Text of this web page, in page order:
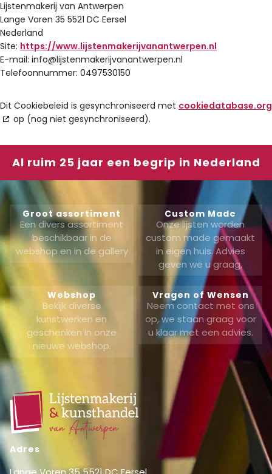
Lijstenmakerij van Antwerpen
Lange Voren 35 5521 DC Eersel
Nederland
Site: https://www.lijstenmakerijvanantwerpen.nl
E-mail: info@lijstenmakerijvanantwerpen.nl
Telefoonnummer: 0497530150
Dit Cookiebeleid is gesynchroniseerd met cookiedatabase.org
op (nog niet gesynchroniseerd).
Al ruim 25 jaar een begrip in Nederland
Groot assortiment
Een divers assortiment
beschikbaar in de
webshop en in de gallery
Custom Made
Onze lijsten worden
custom made gemaakt
in eigen huis. Advies
geven we u graag,
Webshop
Bekijk diverse
kunstwerken en
geschenken in onze
nieuwe webshop.
Vragen of Wensen
Neem contact met ons
op, we staan graag voor
u klaar met een advies.
Adres